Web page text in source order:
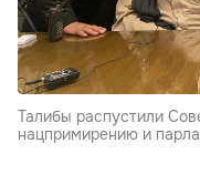
Талибы распустили
нацпримирению и